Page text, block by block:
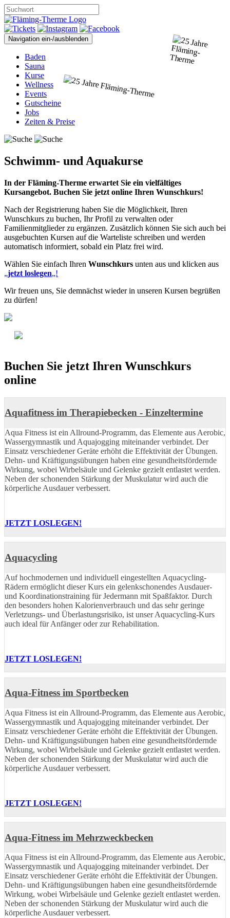
Navigation ein-/ausblenden
Baden
Sauna
Kurse
Wellness
Events
Gutscheine
Jobs
Zeiten & Preise
Schwimm- und Aquakurse
In der Fläming-Therme erwartet Sie ein vielfältiges
Kursangebot. Buchen Sie jetzt online Ihren Wunschkurs!
Nach der Registrierung haben Sie die Möglichkeit, Ihren
Wunschkurs zu buchen, Ihr Profil zu verwalten oder
Familienmitglieder zu ergänzen. Zusätzlich können Sie sich auch bei
ausgebuchten Kursen auf die Warteliste schreiben und werden
automatisch informiert, sobald ein Platz frei wird.
Wählen Sie einfach Ihren Wunschkurs unten aus und klicken aus
„jetzt loslegen„!
Wir freuen uns, Sie demnächst wieder in unseren Kursen begrüßen
zu dürfen!
Buchen Sie jetzt Ihren Wunschkurs
online
Aquafitness im Therapiebecken - Einzeltermine
Aqua Fitness ist ein Allround-Programm, das Elemente aus Aerobic,
Wassergymnastik und Aquajogging miteinander verbindet. Der
Einsatz verschiedener Geräte erhöht die Effektivität der Übungen.
Dehn- und Kräftigungsübungen haben eine gesundheitsfördernde
Wirkung, wobei Wirbelsäule und Gelenke gezielt entlastet werden.
Neben der schonenden Stärkung der Muskulatur wird auch die
körperliche Ausdauer verbessert.
JETZT LOSLEGEN!
Aquacycling
Auf hochmodernen und individuell eingestellten Aquacycling-
Rädern ermöglicht dieser Kurs ein gelenkschonendes Ausdauer-
und Koordinationstraining für Jedermann mit Spaßfaktor. Durch
den besonders hohen Kalorienverbrauch und das sehr geringe
Verletzungs- und Überlastungsrisiko, ist unser Aquacycling-Kurs
auch ideal für Anfänger oder zur Rehabilitation.
JETZT LOSLEGEN!
Aqua-Fitness im Sportbecken
Aqua Fitness ist ein Allround-Programm, das Elemente aus Aerobic,
Wassergymnastik und Aquajogging miteinander verbindet. Der
Einsatz verschiedener Geräte erhöht die Effektivität der Übungen.
Dehn- und Kräftigungsübungen haben eine gesundheitsfördernde
Wirkung, wobei Wirbelsäule und Gelenke gezielt entlastet werden.
Neben der schonenden Stärkung der Muskulatur wird auch die
körperliche Ausdauer verbessert.
JETZT LOSLEGEN!
Aqua-Fitness im Mehrzweckbecken
Aqua Fitness ist ein Allround-Programm, das Elemente aus Aerobic,
Wassergymnastik und Aquajogging miteinander verbindet. Der
Einsatz verschiedener Geräte erhöht die Effektivität der Übungen.
Dehn- und Kräftigungsübungen haben eine gesundheitsfördernde
Wirkung, wobei Wirbelsäule und Gelenke gezielt entlastet werden.
Neben der schonenden Stärkung der Muskulatur wird auch die
körperliche Ausdauer verbessert.